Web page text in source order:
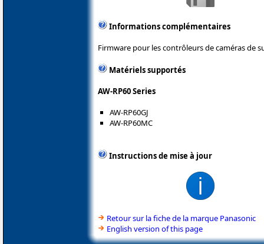
Informations complémentaires
Firmware pour les contrôleurs de caméras de
Matériels supportés
AW-RP60 Series
AW-RP60GJ
AW-RP60MC
Instructions de mise à jour
Retour sur la fiche de la marque Panasonic
English version of this page